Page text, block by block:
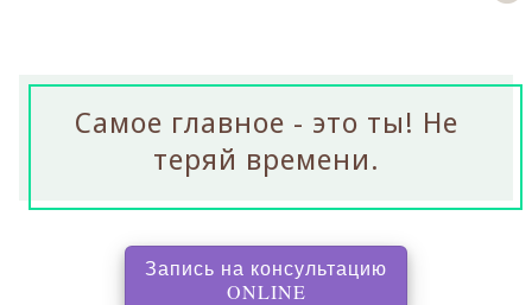
Самое главное - это ты! Не
теряй времени.
Запись на консультацию
ONLINE, перенаправляет на